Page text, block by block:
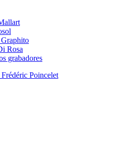
Graphito
Rosa
grabadores